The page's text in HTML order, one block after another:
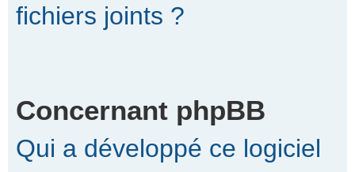
fichiers joints ?
Concernant phpBB
Qui a développé ce logiciel